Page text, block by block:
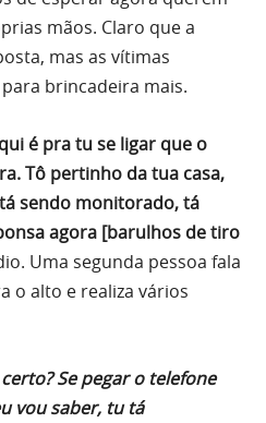
mãos. Claro que a
mas as vítimas
brincadeira mais.
é pra tu se ligar que o
Tô pertinho da tua casa,
sendo monitorado, tá
agora [barulhos de tiro
Uma segunda pessoa fala
o alto e realiza vários
Se pegar o telefone
vou saber, tu tá